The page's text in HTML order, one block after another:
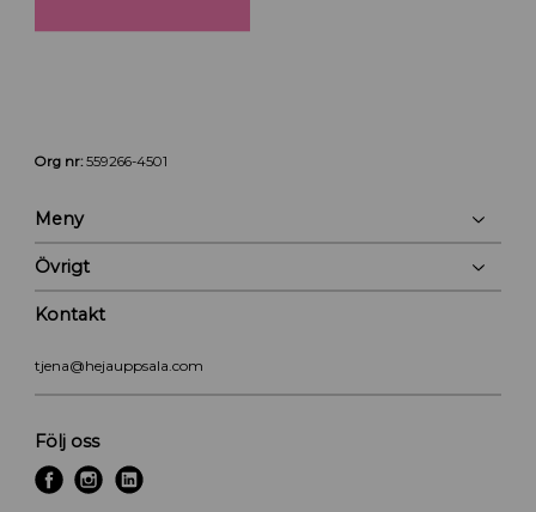
Org nr:559266-4501
Meny
Övrigt
Kontakt
tjena@hejauppsala.com
Följ oss
f
i
l